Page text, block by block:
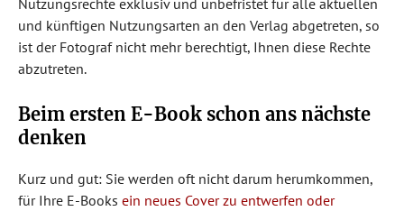
Nutzungsrechte exklusiv und unbefristet für alle aktuellen
und künftigen Nutzungsarten an den Verlag abgetreten, so
ist der Fotograf nicht mehr berechtigt, Ihnen diese Rechte
abzutreten.
Beim ersten E-Book schon ans nächste
denken
Kurz und gut: Sie werden oft nicht darum herumkommen,
für Ihre E-Books ein neues Cover zu entwerfen oder